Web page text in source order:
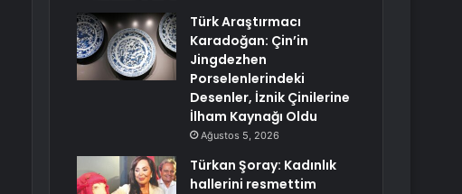
Türk Araştırmacı
Karadoğan: Çin’in
Jingdezhen
Porselenlerindeki
Desenler, İznik Çinilerine
İlham Kaynağı Oldu
Ağustos 5, 2026
Türkan Şoray: Kadınlık
hallerini resmettim